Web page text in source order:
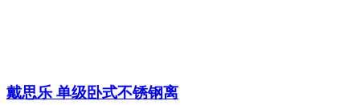
戴思乐 单级卧式不锈钢离